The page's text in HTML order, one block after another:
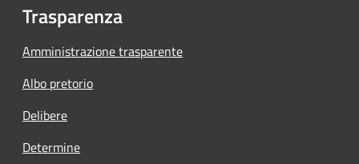
Trasparenza
Amministrazione trasparente
Albo pretorio
Delibere
Determine